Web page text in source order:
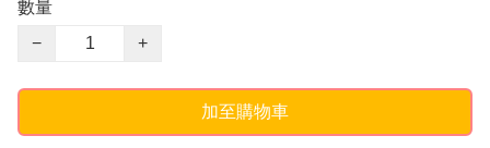
數量
−
+
加至購物車